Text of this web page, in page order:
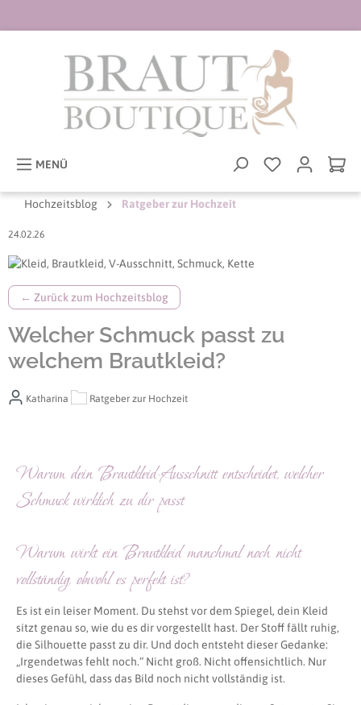
MENÜ
Hochzeitsblog Ratgeber zur Hochzeit
24.02.26
← Zurück zum Hochzeitsblog
Welcher Schmuck passt zu
welchem Brautkleid?
Katharina Ratgeber zur Hochzeit
Warum dein Brautkleid-Ausschnitt entscheidet, welcher
Schmuck wirklich zu dir passt
Warum wirkt ein Brautkleid manchmal noch nicht
vollständig, obwohl es perfekt ist?
Es ist ein leiser Moment. Du stehst vor dem Spiegel, dein Kleid
sitzt genau so, wie du es dir vorgestellt hast. Der Stoff fällt ruhig,
die Silhouette passt zu dir. Und doch entsteht dieser Gedanke:
„Irgendetwas fehlt noch.“ Nicht groß. Nicht offensichtlich. Nur
dieses Gefühl, dass das Bild noch nicht vollständig ist.